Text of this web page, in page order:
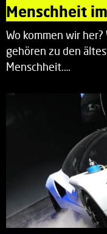
Menschheit
Wo kommen wir
gehören zu den
Menschheit.…